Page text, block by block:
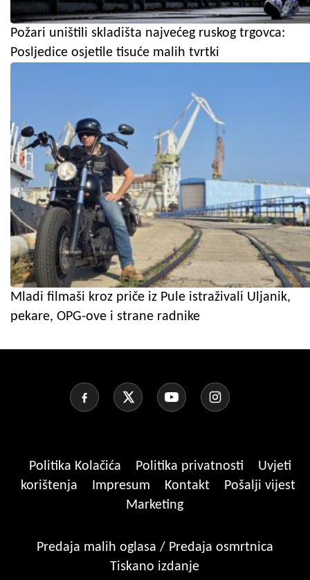
Požari uništili skladišta najvećeg ruskog trgovca:
Posljedice osjetile tisuće malih tvrtki
Mladi filmaši kroz priče iz Pule istraživali Uljanik,
pekare, OPG-ove i strane radnike
Politika Kolačića Politika privatnosti
Uvjeti
korištenja
Impresum Kontakt
Pošalji vijest
Marketing
Predaja malih oglasa / Predaja osmrtnica
Tiskano izdanje